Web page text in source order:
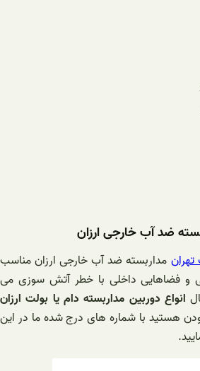
ضد آب خارجی ارزان
مداربسته ضد آب خارجی ارزان مناسب
و فضاهایی داخلی با خطر آتش سوزی می
انواع دوربین مداربسته دام یا بولت ارزان
هستید با شماره های درج شده ما در این